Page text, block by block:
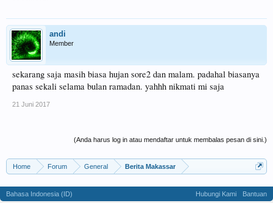
andi
Member
sekarang saja masih biasa hujan sore2 dan malam. padahal biasanya
panas sekali selama bulan ramadan. yahhh nikmati mi saja
21 Juni 2017
(Anda harus log in atau mendaftar untuk membalas pesan di sini.)
Home Forum General Berita Makassar
Bahasa Indonesia (ID) Hubungi Kami Bantuan